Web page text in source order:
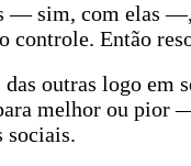
— sim, com elas
controle. Então
outras logo
melhor ou pior
sociais.